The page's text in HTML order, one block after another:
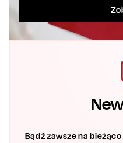
Bądź zawsze na